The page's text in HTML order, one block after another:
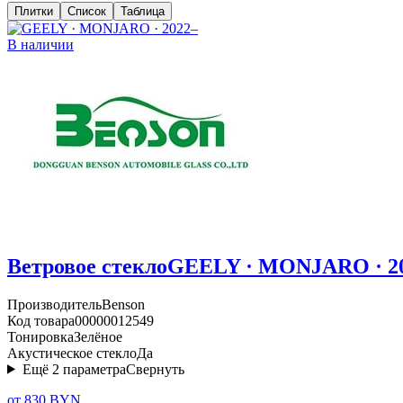
Плитки Список Таблица
В наличии
Ветровое стеклоGEELY · MONJARO ·
ПроизводительBenson
Код товара00000012549
ТонировкаЗелёное
Акустическое стеклоДа
Ещё 2 параметраСвернуть
от 830 BYN